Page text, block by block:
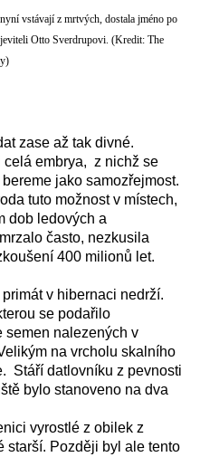
vstávají z mrtvých, dostala jméno po
Otto Sverdrupovi. (Kredit: The
zase až tak divné.
celá embrya, z nichž se
jako samozřejmost.
tuto možnost v místech,
dob ledových a
často, nezkusila
400 milionů let.
v hibernaci nedrží.
se podařilo
semen nalezených v
na vrcholu skalního
Stáří datlovníku z pevnosti
bylo stanoveno na dva
vyrostlé z obilek z
starší. Později byl ale tento